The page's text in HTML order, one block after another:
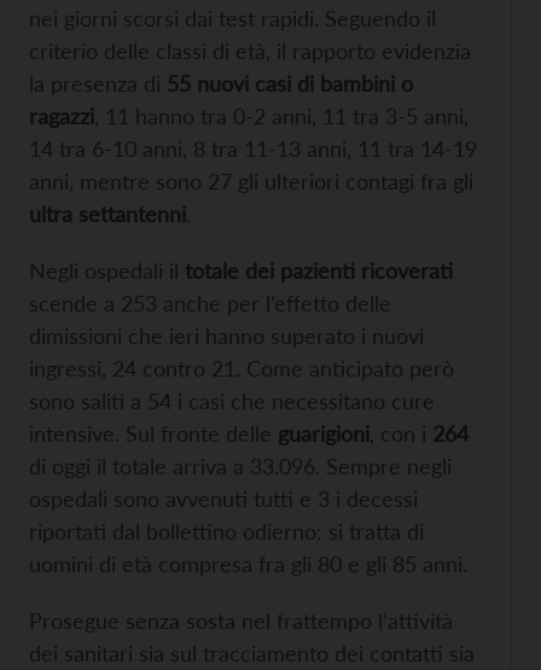
nei giorni scorsi dai test rapidi. Seguendo il
criterio delle classi di età, il rapporto evidenzia
la presenza di 55 nuovi casi di bambini o
ragazzi , 11 hanno tra 0-2 anni, 11 tra 3-5 anni,
14 tra 6-10 anni, 8 tra 11-13 anni, 11 tra 14-19
anni, mentre sono 27 gli ulteriori contagi fra gli
ultra settantenni.
Negli ospedali il totale dei pazienti ricoverati
scende a 253 anche per l’effetto delle
dimissioni che ieri hanno superato i nuovi
ingressi, 24 contro 21. Come anticipato però
sono saliti a 54 i casi che necessitano cure
intensive. Sul fronte delle guarigioni , con i 264
di oggi il totale arriva a 33.096. Sempre negli
ospedali sono avvenuti tutti e 3 i decessi
riportati dal bollettino odierno: si tratta di
uomini di età compresa fra gli 80 e gli 85 anni.
Prosegue senza sosta nel frattempo l’attività
dei sanitari sia sul tracciamento dei contatti sia